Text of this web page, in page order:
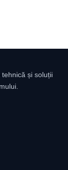
și soluții